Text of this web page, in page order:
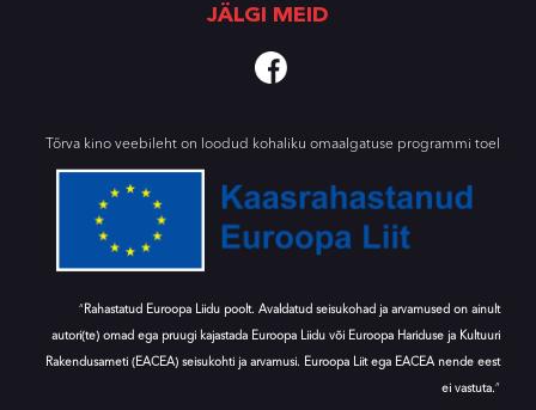
JÄLGI MEID
Tõrva kino veebileht on loodud kohaliku omaalgatuse programmi toel
“Rahastatud Euroopa Liidu poolt. Avaldatud seisukohad ja arvamused on ainult
autori(te) omad ega pruugi kajastada Euroopa Liidu või Euroopa Hariduse ja Kultuuri
Rakendusameti (EACEA) seisukohti ja arvamusi. Euroopa Liit ega EACEA nende eest
ei vastuta.”